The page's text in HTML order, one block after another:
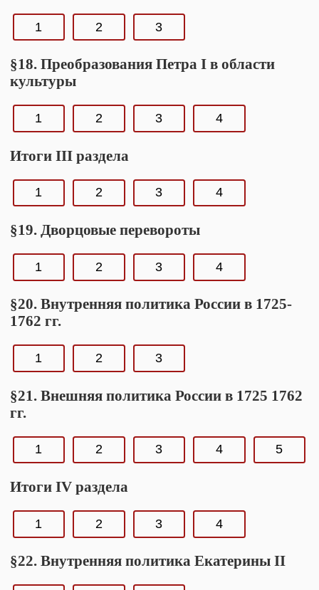
1 2 3
§18. Преобразования Петра I в области
культуры
1 2 3 4
Итоги III раздела
1 2 3 4
§19. Дворцовые перевороты
1 2 3 4
§20. Внутренняя политика России в 1725-
1762 гг.
1 2 3
§21. Внешняя политика России в 1725 1762
гг.
1 2 3 4 5
Итоги IV раздела
1 2 3 4
§22. Внутренняя политика Екатерины II